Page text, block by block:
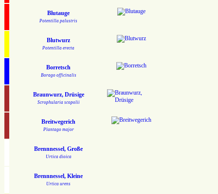
Blutauge
Potentilla palustris
Blutwurz
Potentilla erecta
Borretsch
Borago officinalis
Braunwurz, Drüsige
Scrophularia scopolii
Breitwegerich
Plantago major
Brennnessel, Große
Urtica dioica
Brennnessel, Kleine
Urtica urens